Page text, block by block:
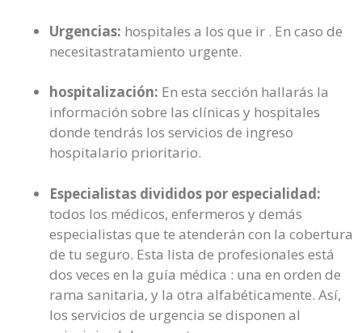
Urgencias: hospitales a los que ir . En caso de
necesitastratamiento urgente.
hospitalización: En esta sección hallarás la
información sobre las clínicas y hospitales
donde tendrás los servicios de ingreso
hospitalario prioritario.
Especialistas divididos por especialidad:
todos los médicos, enfermeros y demás
especialistas que te atenderán con la cobertura
de tu seguro. Esta lista de profesionales está
dos veces en la guía médica : una en orden de
rama sanitaria, y la otra alfabéticamente. Así,
los servicios de urgencia se disponen al